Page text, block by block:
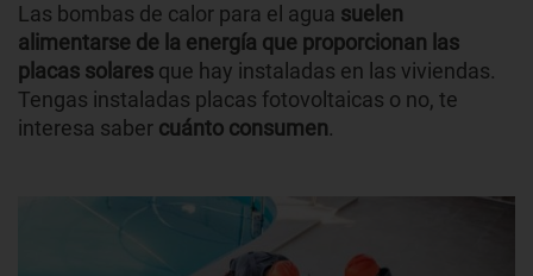
Las bombas de calor para el agua suelen
alimentarse de la energía que proporcionan las
placas solares que hay instaladas en las viviendas.
Tengas instaladas placas fotovoltaicas o no, te
interesa saber cuánto consumen.